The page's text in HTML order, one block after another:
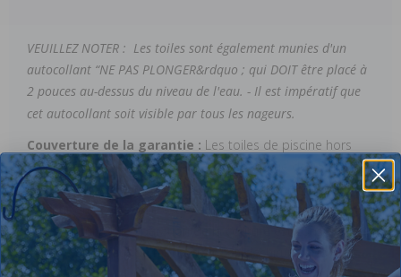
VEUILLEZ NOTER : Les toiles sont également munies d'un
autocollant “NE PAS PLONGER&rdquo ; qui DOIT être placé à
2 pouces au-dessus du niveau de l'eau. - Il est impératif que
cet autocollant soit visible par tous les nageurs.
Couverture de la garantie : Les toiles de piscine hors
terre sont assorties d'une excellente garantie de 15 ans,
calculée au prorata, offerte par le fabricant. Le fabricant
garantit que cette toile est exempte de défauts au niveau
de la couture. La séparation de la couture est considérée
comme un défaut de fabrication. Les déchirures, les